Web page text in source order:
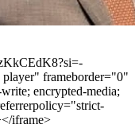
frameborder="0"
encrypted-media;
iframe>